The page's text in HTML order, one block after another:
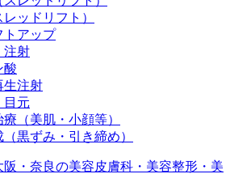
ッドリフト）
トアップ
注射
酸
生注射
目元
（美肌・小顔等）
黒ずみ・引き締め）